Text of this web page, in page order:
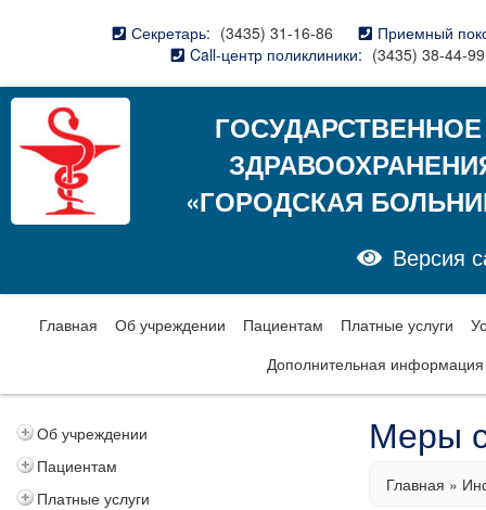
Секретарь: (3435) 31-16-86
Приемный
Call-центр поликлиники: (3435) 38-44-99
«ГОРОДСКАЯ
Версия
Главная Об учреждении Пациентам Платные услуги
Дополнительная информация
Об учреждении
Пациентам
Платные услуги
Меры
Главная »